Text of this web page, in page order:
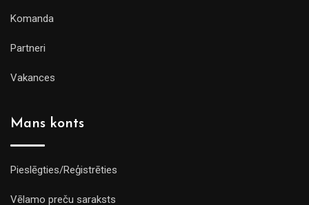
Komanda
Partneri
Vakances
Mans konts
Pieslēgties/Reģistrēties
Vēlamo preču saraksts